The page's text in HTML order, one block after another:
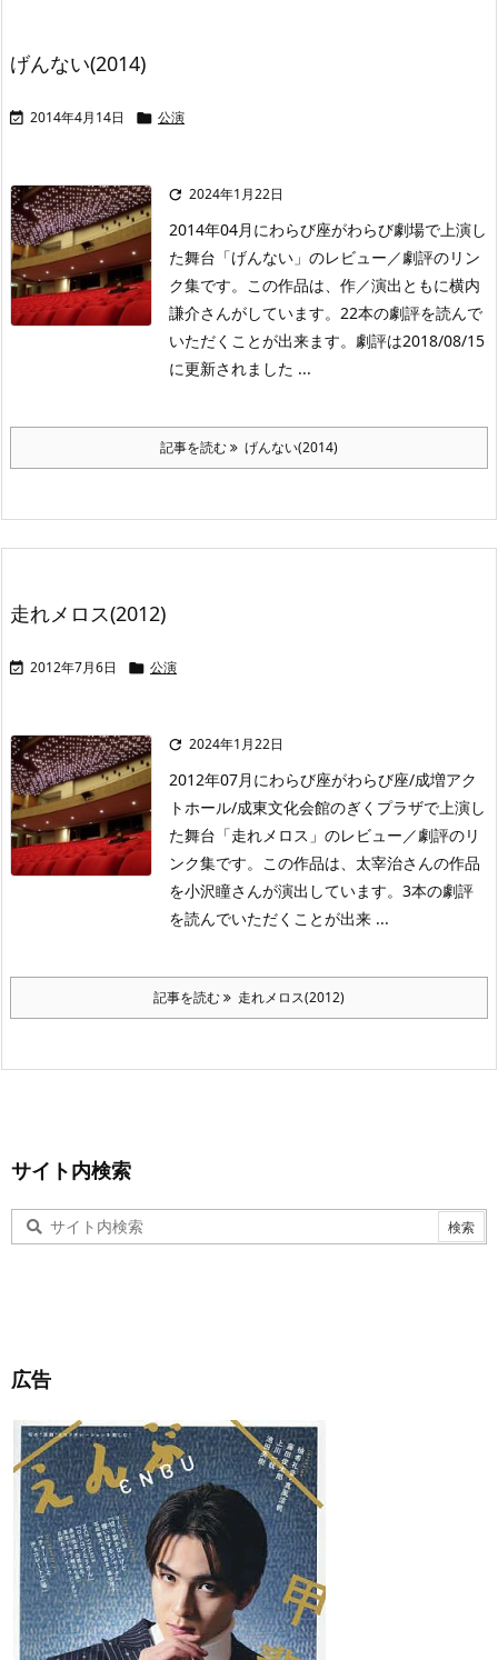
げんない(2014)
 2014年4月14日  公演
 2024年1月22日
2014年04月にわらび座がわらび劇場で上演し
た舞台「げんない」のレビュー／劇評のリン
ク集です。この作品は、作／演出ともに横内
謙介さんがしています。22本の劇評を読んで
いただくことが出来ます。劇評は2018/08/15
に更新されました ...
記事を読む げんない(2014)
走れメロス(2012)
 2012年7月6日  公演
 2024年1月22日
2012年07月にわらび座がわらび座/成増アク
トホール/成東文化会館のぎくプラザで上演し
た舞台「走れメロス」のレビュー／劇評のリ
ンク集です。この作品は、太宰治さんの作品
を小沢瞳さんが演出しています。3本の劇評
を読んでいただくことが出来 ...
記事を読む 走れメロス(2012)
サイト内検索
広告